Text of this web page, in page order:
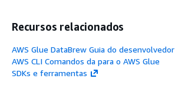
Recursos relacionados
AWS Glue DataBrew Guia do desenvolvedor
AWS CLI Comandos da para o AWS Glue
SDKs e ferramentas